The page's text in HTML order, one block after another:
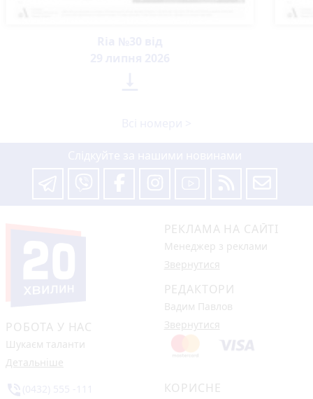
РОБОТА У НАС
Шукаєм таланти
Детальніше
РЕКЛАМА НА САЙТІ
Менеджер з реклами
Звернутися
РЕДАКТОРИ
Вадим Павлов
Звернутися
КОРИСНЕ